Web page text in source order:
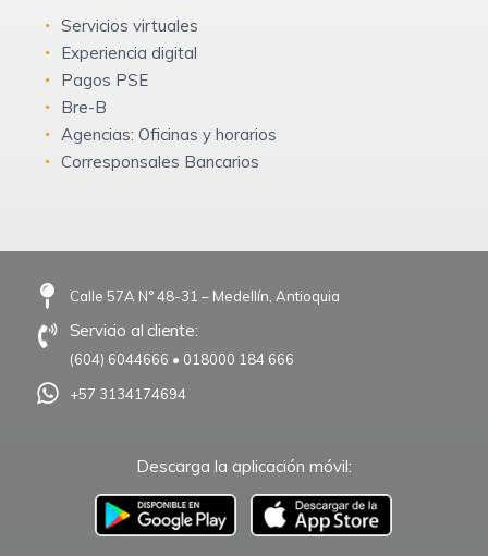
Servicios virtuales
Experiencia digital
Pagos PSE
Bre-B
Agencias: Oficinas y horarios
Corresponsales Bancarios
Calle 57A N° 48-31 – Medellín, Antioquia
Servicio al cliente:
(604) 6044666 • 018000 184 666
+57 3134174694
Descarga la aplicación móvil:
–